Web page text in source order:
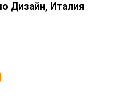
Дизайн, Италия